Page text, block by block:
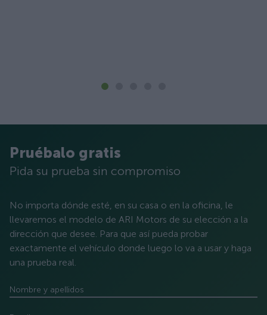
Pruébalo gratis
Pida su prueba sin compromiso
No importa dónde esté, en su casa o en la oficina, le
llevaremos el modelo de ARI Motors de su elección a la
dirección que desee. Para que así pueda probar
exactamente el vehículo donde luego lo va a usar y haga
una prueba real.
Nombre y apellidos